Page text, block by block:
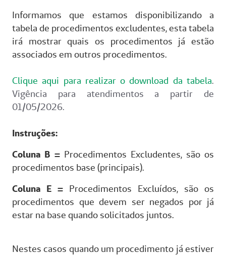
Informamos que estamos disponibilizando a
tabela de procedimentos excludentes, esta tabela
irá mostrar quais os procedimentos já estão
associados em outros procedimentos.
Clique aqui para realizar o download da tabela.
Vigência para atendimentos a partir de
01/05/2026.
Instruções:
Coluna B = Procedimentos Excludentes, são os
procedimentos base (principais).
Coluna E = Procedimentos Excluídos, são os
procedimentos que devem ser negados por já
estar na base quando solicitados juntos.
Nestes casos quando um procedimento já estiver